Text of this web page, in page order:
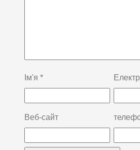
Ім'я *
Веб-сайт